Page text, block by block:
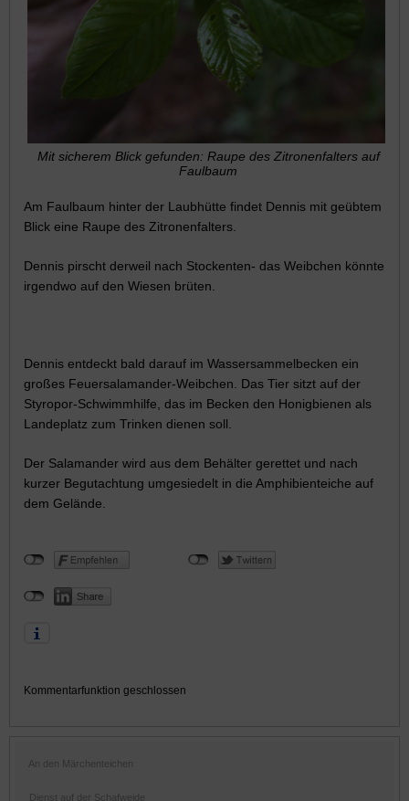
Mit sicherem Blick gefunden: Raupe des Zitronenfalters auf
Faulbaum
Am Faulbaum hinter der Laubhütte findet Dennis mit geübtem
Blick eine Raupe des Zitronenfalters.
Dennis pirscht derweil nach Stockenten- das Weibchen könnte
irgendwo auf den Wiesen brüten.
Dennis entdeckt bald darauf im Wassersammelbecken ein
großes Feuersalamander-Weibchen. Das Tier sitzt auf der
Styropor-Schwimmhilfe, das im Becken den Honigbienen als
Landeplatz zum Trinken dienen soll.
Der Salamander wird aus dem Behälter gerettet und nach
kurzer Begutachtung umgesiedelt in die Amphibienteiche auf
dem Gelände.
Kommentarfunktion geschlossen
An den Märchenteichen
Dienst auf der Schafweide